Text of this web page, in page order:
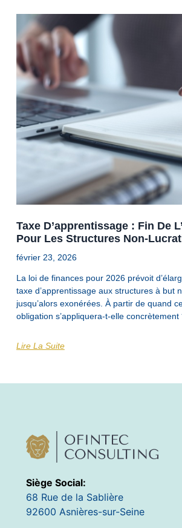
Taxe D’apprentissage : Fin De
Pour Les Structures Non-
février 23, 2026
La loi de finances pour 2026 prévoit
taxe d’apprentissage aux structures à but
jusqu’alors exonérées. À partir de quand
obligation s’appliquera-t-elle concrètement
Lire La Suite
Siège Social:
68 Rue de la Sablière
92600 Asnières-sur-Seine